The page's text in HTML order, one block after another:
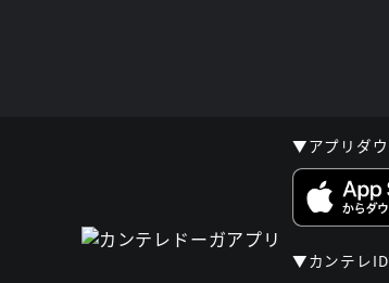
▼アプリダウ
▼カンテレID